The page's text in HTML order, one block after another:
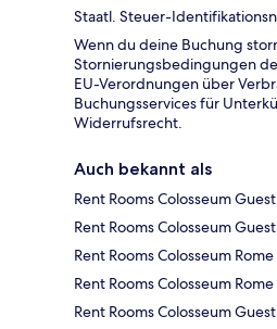
Staatl. Steuer-
Wenn du deine Buchung
Stornierungsbedingungen
EU-Verordnungen über
Buchungsservices für
Widerrufsrecht.
Auch bekannt als
Rent Rooms Colosseum
Rent Rooms Colosseum
Rent Rooms Colosseum Rome
Rent Rooms Colosseum Rome
Rent Rooms Colosseum